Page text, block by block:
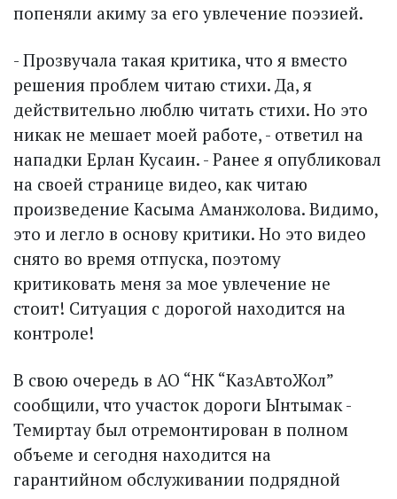
попеняли акиму за его увлечение поэзией.
- Прозвучала такая критика, что я вместо
решения проблем читаю стихи. Да, я
действительно люблю читать стихи. Но это
никак не мешает моей работе, - ответил на
нападки Ерлан Кусаин. - Ранее я опубликовал
на своей странице видео, как читаю
произведение Касыма Аманжолова. Видимо,
это и лег­ло в основу критики. Но это видео
снято во время отпуска, поэтому
критиковать меня за мое увлечение не
стоит! Ситуация с дорогой находится на
контроле!
В свою очередь в АО “НК “КазАвтоЖол”
сообщили, что участок дороги Ынтымак -
Темиртау был отремонтирован в полном
объеме и сегодня находится на
гарантийном обслуживании подрядной